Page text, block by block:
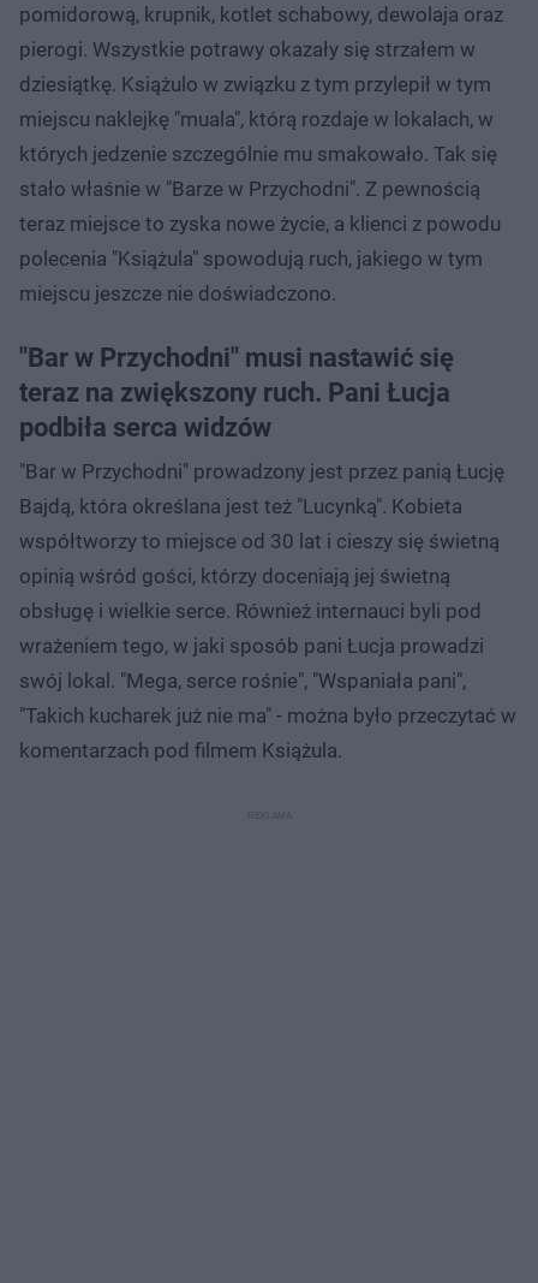
pomidorową, krupnik, kotlet schabowy, dewolaja oraz
pierogi. Wszystkie potrawy okazały się strzałem w
dziesiątkę. Książulo w związku z tym przylepił w tym
miejscu naklejkę "muala", którą rozdaje w lokalach, w
których jedzenie szczególnie mu smakowało. Tak się
stało właśnie w "Barze w Przychodni". Z pewnością
teraz miejsce to zyska nowe życie, a klienci z powodu
polecenia "Książula" spowodują ruch, jakiego w tym
miejscu jeszcze nie doświadczono.
"Bar w Przychodni" musi nastawić się
teraz na zwiększony ruch. Pani Łucja
podbiła serca widzów
"Bar w Przychodni" prowadzony jest przez panią Łucję
Bajdą, która określana jest też "Lucynką". Kobieta
współtworzy to miejsce od 30 lat i cieszy się świetną
opinią wśród gości, którzy doceniają jej świetną
obsługę i wielkie serce. Również internauci byli pod
wrażeniem tego, w jaki sposób pani Łucja prowadzi
swój lokal. "Mega, serce rośnie", "Wspaniała pani",
"Takich kucharek już nie ma" - można było przeczytać w
komentarzach pod filmem Książula.